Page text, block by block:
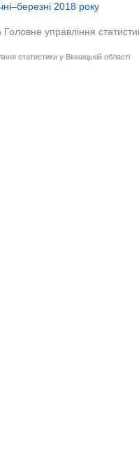
2018 року
управління
статистики у Вінницькій області